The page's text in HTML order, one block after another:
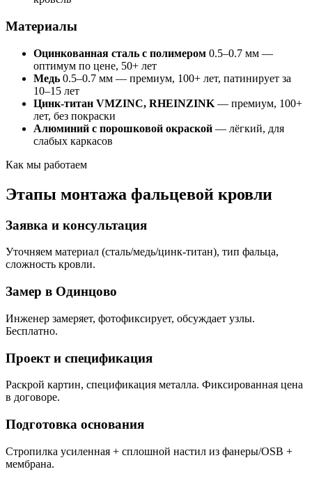
Материалы
Оцинкованная сталь с полимером 0.5–0.7 мм —
оптимум по цене, 50+ лет
Медь 0.5–0.7 мм — премиум, 100+ лет, патинирует за
10–15 лет
Цинк-титан VMZINC, RHEINZINK — премиум, 100+
лет, без покраски
Алюминий с порошковой окраской — лёгкий, для
слабых каркасов
Как мы работаем
Этапы монтажа фальцевой кровли
Заявка и консультация
Уточняем материал (сталь/медь/цинк-титан), тип фальца,
сложность кровли.
Замер в Одинцово
Инженер замеряет, фотофиксирует, обсуждает узлы.
Бесплатно.
Проект и спецификация
Раскрой картин, спецификация металла. Фиксированная цена
в договоре.
Подготовка основания
Стропилка усиленная + сплошной настил из фанеры/OSB +
мембрана.